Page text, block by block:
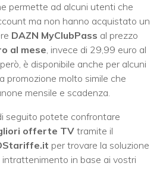
permette ad alcuni utenti che
ma non hanno acquistato un
DAZN MyClubPass al prezzo
al mese, invece di 29,99 euro al
è disponibile anche per alcuni
promozione molto simile che
mensile e scadenza.
seguito potete confrontare
offerte TVtramite il
per trovare la soluzione
in base ai vostri